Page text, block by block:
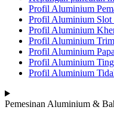
Profil Aluminium
Profil Aluminium
Profil Aluminium
Profil Aluminium
Profil Aluminium
Profil Aluminium
Profil Aluminium
Pemesinan Aluminium &